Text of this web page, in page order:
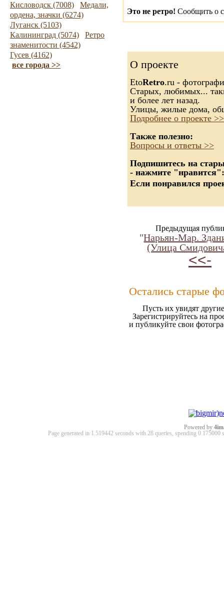
Кисловодск (7008)
Медали,
ордена, значки (6274)
Луганск (5103)
Калининград (5074)
Ретро
знаменитости (4542)
Гусев (4162)
все города >>
Это не ретро! Сообщить о
О проекте
EtoRetro.ru -
Старых, любимых...
и более лет назад.
Улицы, жилые дома,
Подробнее о проекте >>
Также полезно:
Вопросы и ответы >>
Подпишитесь на
- нажмите "нравится":
Если понравился
Предыдущая
"Нарьян-Мар.
(Улица
<<-
Остались старые
Пусть их увидят
Зарегистрируйтесь на
и публикуйте свои
Powered by
Page generated in 1.519442 seconds with 28 queries, spending